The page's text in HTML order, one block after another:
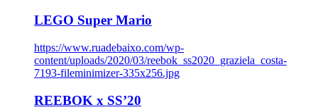
LEGO Super Mario
https://www.ruadebaixo.com/wp-
content/uploads/2020/03/reebok_ss2020_graziela_costa-
7193-fileminimizer-335x256.jpg
REEBOK x SS’20